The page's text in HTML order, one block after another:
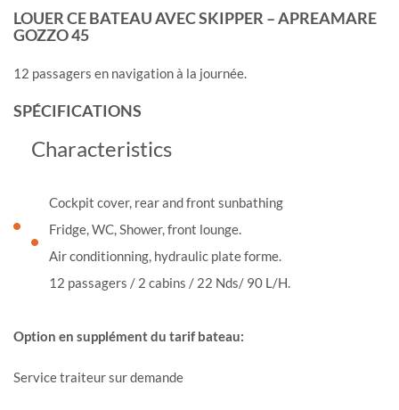
LOUER CE BATEAU AVEC SKIPPER – APREAMARE
GOZZO 45
12 passagers en navigation à la journée.
SPÉCIFICATIONS
Characteristics
Cockpit cover, rear and front sunbathing
Fridge, WC, Shower, front lounge.
Air conditionning, hydraulic plate forme.
12 passagers / 2 cabins / 22 Nds/ 90 L/H.
Option en supplément du tarif bateau:
Service traiteur sur demande